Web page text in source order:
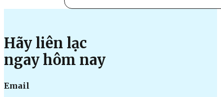
Hãy liên lạc
ngay hôm nay
Email